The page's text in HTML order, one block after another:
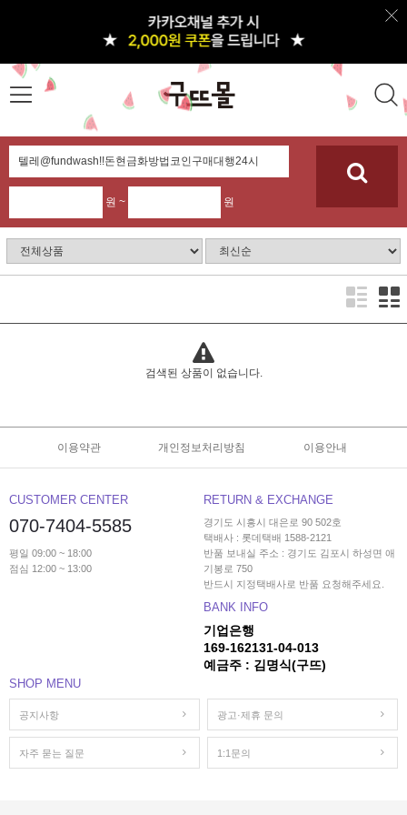
원 ~ 원
검색된 상품이 없습니다.
이용약관 개인정보처리방침 이용안내
CUSTOMER CENTER
070-7404-5585
평일 09:00 ~ 18:00
점심 12:00 ~ 13:00
RETURN & EXCHANGE
경기도 시흥시 대은로 90 502호
택배사 : 롯데택배 1588-2121
반품 보내실 주소 : 경기도 김포시 하성면 애
기봉로 750
반드시 지정택배사로 반품 요청해주세요.
BANK INFO
기업은행
169-162131-04-013
예금주 : 김명식(구뜨)
SHOP MENU
공지사항 광고·제휴 문의
자주 묻는 질문 1:1문의